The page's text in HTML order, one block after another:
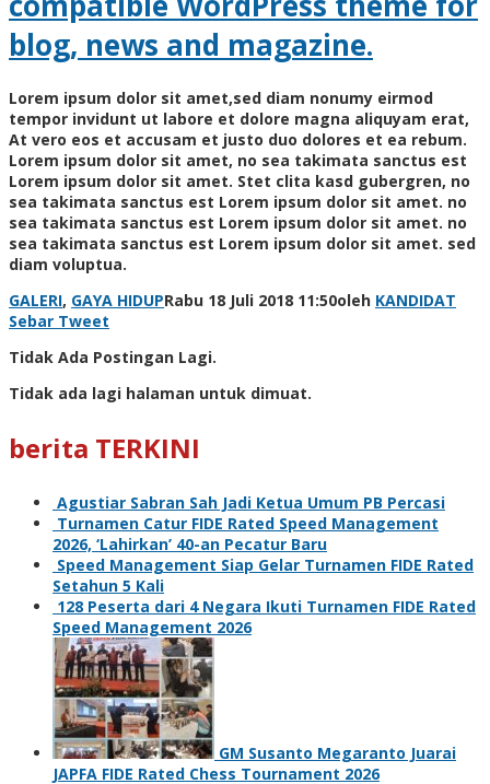
blog, news and magazine.
Lorem ipsum dolor sit amet,sed diam nonumy eirmod
tempor invidunt ut labore et dolore magna aliquyam erat,
At vero eos et accusam et justo duo dolores et ea rebum.
Lorem ipsum dolor sit amet, no sea takimata sanctus est
Lorem ipsum dolor sit amet. Stet clita kasd gubergren, no
sea takimata sanctus est Lorem ipsum dolor sit amet. no
sea takimata sanctus est Lorem ipsum dolor sit amet. no
sea takimata sanctus est Lorem ipsum dolor sit amet. sed
diam voluptua.
GALERI, GAYA HIDUPRabu 18 Juli 2018 11:50oleh KANDIDAT
Sebar Tweet
Tidak Ada Postingan Lagi.
Tidak ada lagi halaman untuk dimuat.
berita TERKINI
Agustiar Sabran Sah Jadi Ketua Umum PB Percasi
Turnamen Catur FIDE Rated Speed Management
2026, ‘Lahirkan’ 40-an Pecatur Baru
Speed Management Siap Gelar Turnamen FIDE Rated
Setahun 5 Kali
128 Peserta dari 4 Negara Ikuti Turnamen FIDE Rated
Speed Management 2026
GM Susanto Megaranto Juarai
JAPFA FIDE Rated Chess Tournament 2026